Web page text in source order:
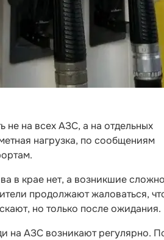
на всех АЗС, а на отдельных
нагрузка, по сообщениям
в крае нет, а возникшие
продолжают жаловаться,
но только после ожидания.
на АЗС возникают регулярно.